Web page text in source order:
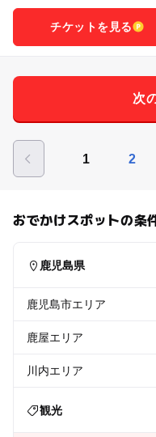
チケットを見る
次
1 2
おでかけスポットの条
鹿児島県
鹿児島市エリア
鹿屋エリア
川内エリア
観光